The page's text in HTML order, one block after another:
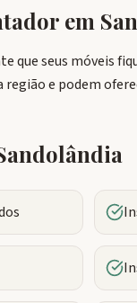
em
que seus móveis
e podem